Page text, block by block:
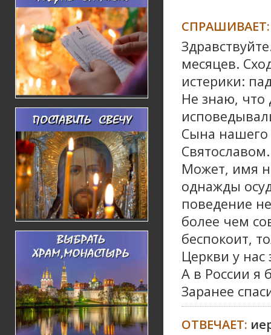
СПРАШИВАЕТ:
месяцев.
истерики:
Не знаю, что
Сына нашего
Святославом.
Может, имя
однажды
поведение
более чем
беспокоит,
Церкви у
А в России я
Заранее
ОТВЕЧАЕТ: